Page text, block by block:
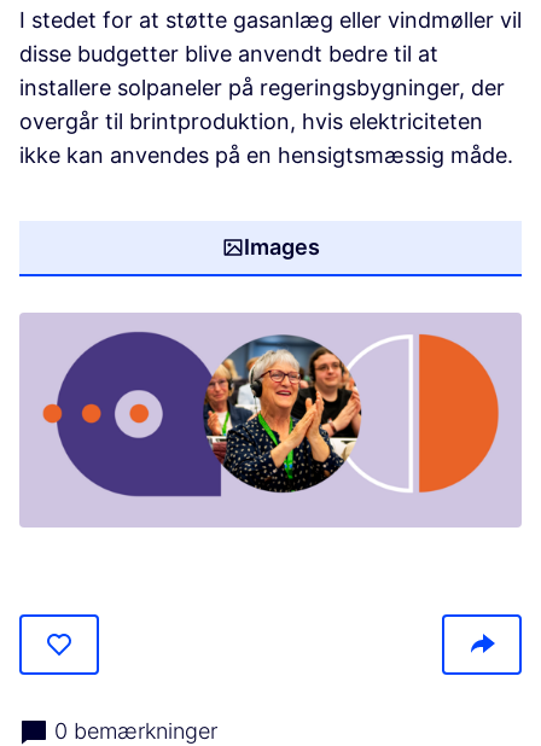
I stedet for at støtte gasanlæg eller vindmøller vil
disse budgetter blive anvendt bedre til at
installere solpaneler på regeringsbygninger, der
overgår til brintproduktion, hvis elektriciteten
ikke kan anvendes på en hensigtsmæssig måde.
Images
0 bemærkninger